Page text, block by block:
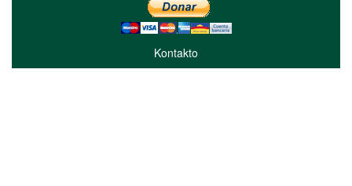
Kontakto